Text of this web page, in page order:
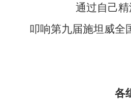
通过自己
叩响第九届施坦威全
各